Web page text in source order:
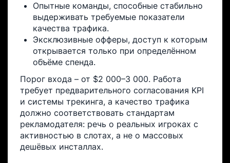
Опытные команды, способные стабильно
выдерживать требуемые показатели
качества трафика.
Эксклюзивные офферы, доступ к которым
открывается только при определённом
объёме спенда.
Порог входа – от $2 000–3 000. Работа
требует предварительного согласования KPI
и системы трекинга, а качество трафика
должно соответствовать стандартам
рекламодателя: речь о реальных игроках с
активностью в слотах, а не о массовых
дешёвых инсталлах.